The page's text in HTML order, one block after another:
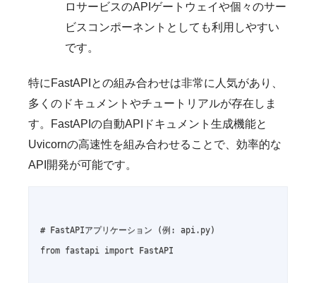
ロサービスのAPIゲートウェイや個々のサー
ビスコンポーネントとしても利用しやすい
です。
特にFastAPIとの組み合わせは非常に人気があり、
多くのドキュメントやチュートリアルが存在しま
す。FastAPIの自動APIドキュメント生成機能と
Uvicornの高速性を組み合わせることで、効率的な
API開発が可能です。
# FastAPIアプリケーション (例: api.py)
from fastapi import FastAPI